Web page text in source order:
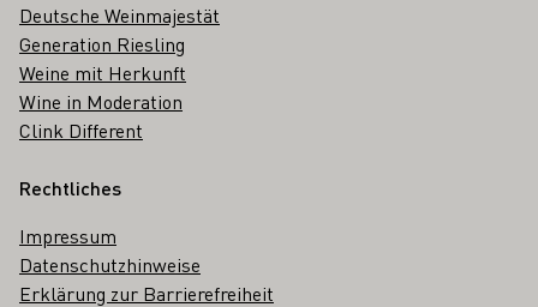
Deutsche Weinmajestät
Generation Riesling
Weine mit Herkunft
Wine in Moderation
Clink Different
Rechtliches
Impressum
Datenschutzhinweise
Erklärung zur Barrierefreiheit